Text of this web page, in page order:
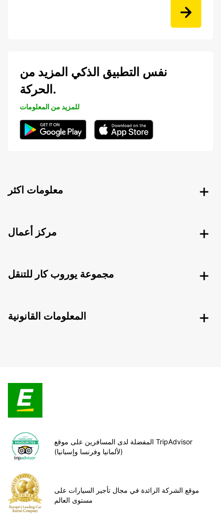
نفس التطبيق الذكي المزيد من
الحركة.
للمزيد من المعلومات
معلومات اكثر
مركز أعمال
مجموعة يوروب كار للتنقل
المعلومات القانونية
المفضلة لدى المسافرين على موقع TripAdvisor
(لألمانيا وفرنسا وإسبانيا)
موقع الشركة الرائدة في مجال تأجير السيارات على
مستوى العالم